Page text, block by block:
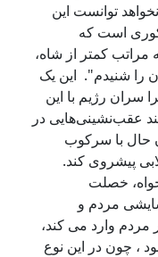
توانست این
است که
کمتر از شاه،
را شنیدم". این یک
رژیم با این
در
با سرکوب
پیشروی کند.
خصلت
مردم و
وارد می کند،
چون در این نوع